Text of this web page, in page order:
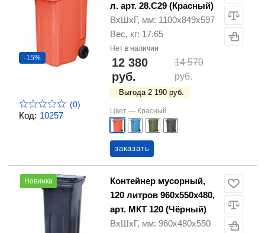
Код: 10257
-15%
(0)
л. арт. 28.С29 (Красный)
ВхШхГ, мм: 1100х849х597
Вес, кг: 17.65
Нет в наличии
12 380
руб.
14 570
руб.
Выгода 2 190 руб.
Цвет — Красный
заказать
Новинка
Контейнер мусорный,
120 литров 960х550х480,
арт. МКТ 120 (Чёрный)
ВхШхГ, мм: 960х480х550